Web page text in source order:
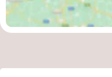
Schouwen-